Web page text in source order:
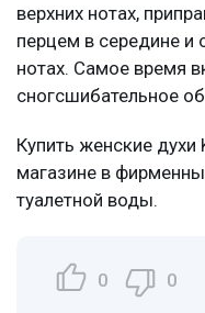
верхних нотах,
перцем в середине
нотах. Самое время
сногсшибательное
Купить женские
магазине в
туалетной воды.
0 0